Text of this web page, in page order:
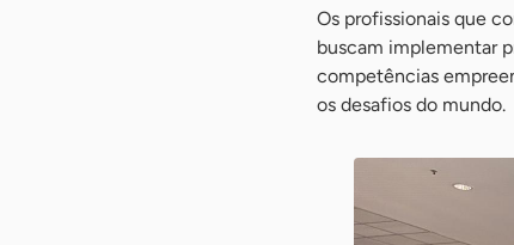
Os profissionais que
buscam implementar
competências
os desafios do mundo.